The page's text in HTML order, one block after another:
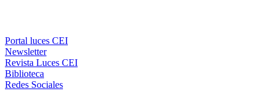
Portal luces CEI
Newsletter
Revista Luces CEI
Biblioteca
Redes Sociales